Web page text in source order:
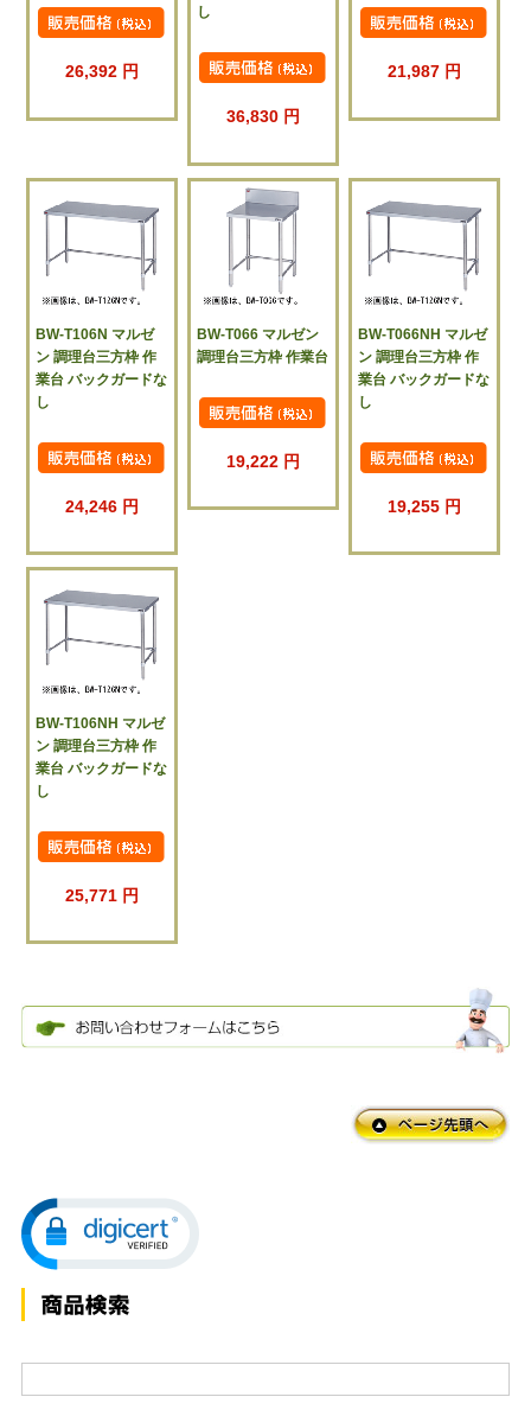
26,392 円
し
36,830 円
21,987 円
BW-T106N マルゼ
ン 調理台三方枠 作
業台 バックガードな
し
24,246 円
BW-T066 マルゼン
調理台三方枠 作業台
19,222 円
BW-T066NH マルゼ
ン 調理台三方枠 作
業台 バックガードな
し
19,255 円
BW-T106NH マルゼ
ン 調理台三方枠 作
業台 バックガードな
し
25,771 円